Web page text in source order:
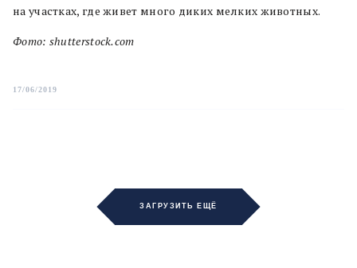
на участках, где живет много диких мелких животных.
Фото: shutterstock.com
17/06/2019
ЗАГРУЗИТЬ ЕЩЁ